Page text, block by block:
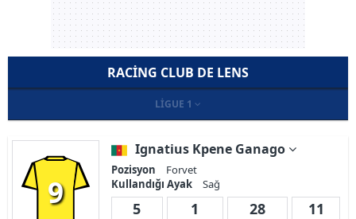
RACING CLUB DE LENS
LIGUE 1
9
Ignatius Kpene Ganago
Pozisyon
Forvet
Kullandığı Ayak
Sağ
5 1 28 11